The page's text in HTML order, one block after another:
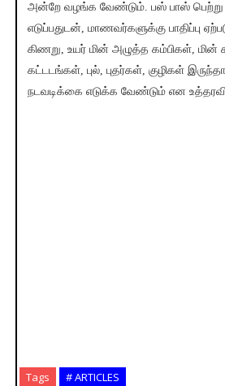
அன்றே வழங்க வேண்டும். பஸ் பாஸ் பெற்று
எடுப்பதுடன், மாணவர்களுக்கு பாதிப்பு
கிணறு, உயர் மின் அழுத்த கம்பிகள், மின்
கட்டடங்கள், புல், புதர்கள், குழிகள்
நடவடிக்கை எடுக்க வேண்டும் என
Tags # ARTICLES